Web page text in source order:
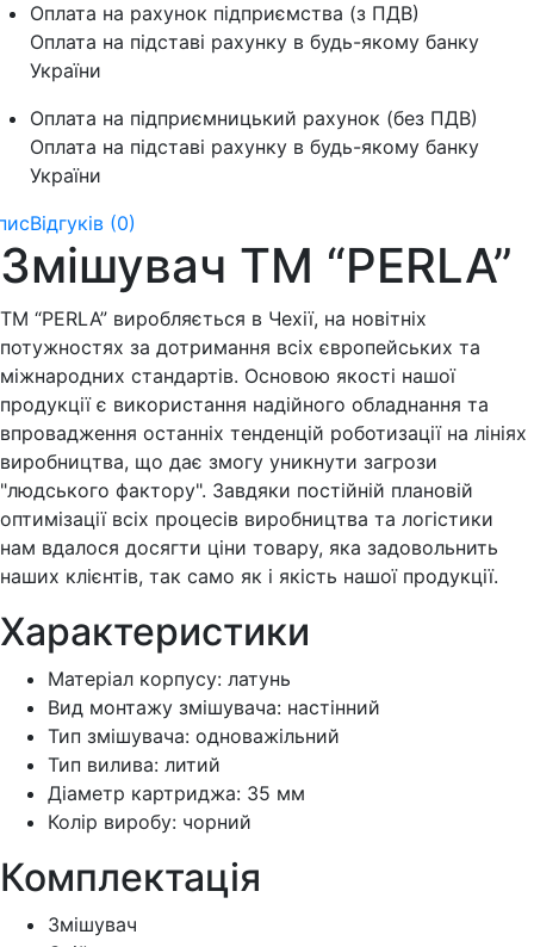
Оплата на рахунок підприємства (з ПДВ)
Оплата на підставі рахунку в будь-якому банку
України
Оплата на підприємницький рахунок (без ПДВ)
Оплата на підставі рахунку в будь-якому банку
України
Відгуків (0)
Змішувач ТМ “PERLA”
ТМ “PERLA” виробляється в Чехії, на новітніх
потужностях за дотримання всіх європейських та
міжнародних стандартів. Основою якості нашої
продукції є використання надійного обладнання та
впровадження останніх тенденцій роботизації на лініях
виробництва, що дає змогу уникнути загрози
"людського фактору". Завдяки постійній плановій
оптимізації всіх процесів виробництва та логістики
нам вдалося досягти ціни товару, яка задовольнить
наших клієнтів, так само як і якість нашої продукції.
Характеристики
Матеріал корпусу: латунь
Вид монтажу змішувача: настінний
Тип змішувача: одноважільний
Тип вилива: литий
Діаметр картриджа: 35 мм
Колір виробу: чорний
Комплектація
Змішувач